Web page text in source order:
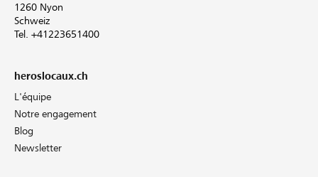
1260 Nyon
Schweiz
Tel. +41223651400
heroslocaux.ch
L'équipe
Notre engagement
Blog
Newsletter